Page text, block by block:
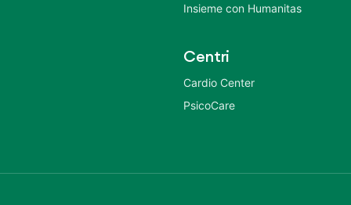
Insieme con Humanitas
Centri
Cardio Center
PsicoCare